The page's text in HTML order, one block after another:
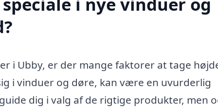
i Ubby, er der mange faktorer at tage
i vinduer og døre, kan være en uvurderlig
dig i valg af de rigtige produkter, men